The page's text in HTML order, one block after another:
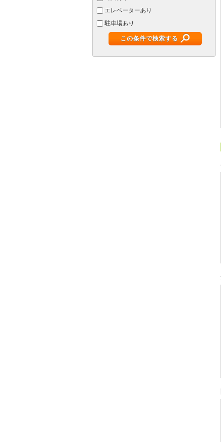
エレベーターあり
駐車場あり
この条件で検索する